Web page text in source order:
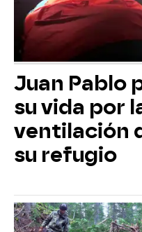
Juan Pablo
su vida por
ventilación
su refugio